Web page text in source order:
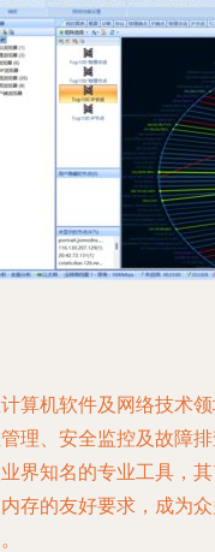
算机软件及网络技术
理、安全监控及故障
界知名的专业工具，
存的友好要求，成为